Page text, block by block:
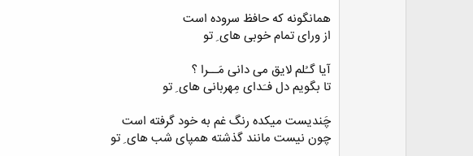
ﻫﻤﺎﻧﮕﻮﻧﻪ ﮐﻪ ﺣﺎﻓﻆ ﺳﺮﻭﺩﻩ ﺍﺳﺖ
ﺍﺯ ﻭﺭﺍﯼ ﺗﻤﺎﻡ ﺧﻮﺑﯽ ﻫﺎﯼ ِ ﺗﻮ
ﺁﯾﺎ ﮔـُﻠﻢ ﻻ‌ﯾﻖ ﻣﯽ ﺩﺍﻧﯽ ﻣَــﺮﺍ ؟
ﺗﺎ ﺑﮕﻮﯾﻢ ﺩﻝ ﻓـَﺪﺍﯼ ﻣِﻬﺮﺑﺎﻧﯽ ﻫﺎﯼ ِ ﺗﻮ
ﭼَﻨﺪﯾﺴﺖ ﻣﯿﮑﺪﻩ ﺭﻧﮓ ﻏﻢ ﺑﻪ ﺧﻮﺩ ﮔﺮﻓﺘﻪ ﺍﺳﺖ
ﭼﻮﻥ ﻧﯿﺴﺖ ﻣﺎﻧﻨﺪ ﮔﺬﺷﺘﻪ ﻫﻤﭙﺎﯼ ﺷﺐ ﻫﺎﯼ ِ ﺗﻮ